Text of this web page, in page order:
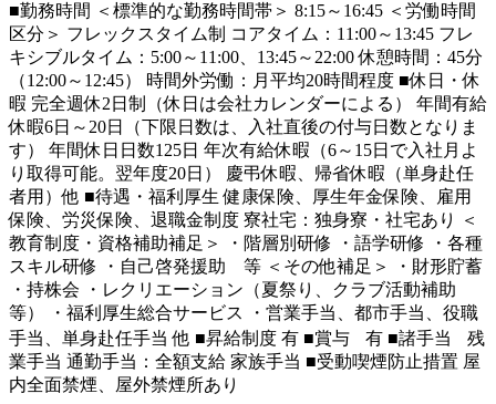
■勤務時間 ＜標準的な勤務時間帯＞ 8:15～16:45 ＜労働時間
区分＞ フレックスタイム制 コアタイム：11:00～13:45 フレ
キシブルタイム：5:00～11:00、13:45～22:00 休憩時間：45分
（12:00～12:45） 時間外労働：月平均20時間程度 ■休日・休
暇 完全週休2日制（休日は会社カレンダーによる） 年間有給
休暇6日～20日（下限日数は、入社直後の付与日数となりま
す） 年間休日日数125日 年次有給休暇（6～15日で入社月よ
り取得可能。翌年度20日） 慶弔休暇、帰省休暇（単身赴任
者用）他 ■待遇・福利厚生 健康保険、厚生年金保険、雇用
保険、労災保険、退職金制度 寮社宅：独身寮・社宅あり ＜
教育制度・資格補助補足＞ ・階層別研修 ・語学研修 ・各種
スキル研修 ・自己啓発援助 等 ＜その他補足＞ ・財形貯蓄
・持株会 ・レクリエーション（夏祭り、クラブ活動補助
等） ・福利厚生総合サービス ・営業手当、都市手当、役職
手当、単身赴任手当 他 ■昇給制度 有 ■賞与 有 ■諸手当 残
業手当 通勤手当：全額支給 家族手当 ■受動喫煙防止措置 屋
内全面禁煙、屋外禁煙所あり